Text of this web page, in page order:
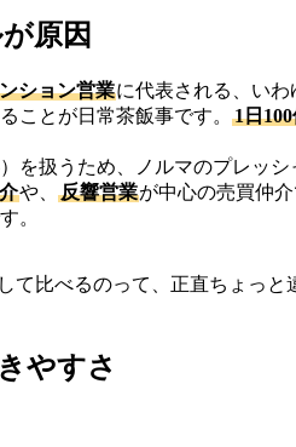
原因
ション営業に代表される、いわ
ことが日常茶飯事です。1日
を扱うため、ノルマのプレッシ
や、反響営業が中心の売買仲
。
比べるのって、正直ちょっ
やすさ